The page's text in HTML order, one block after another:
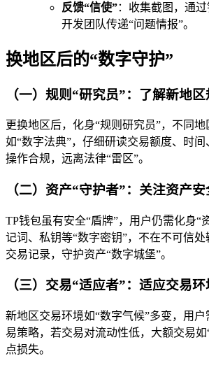
反馈“信使”：收集截图，通
开发团队传递“问题情报”。
换地区后的“数字守护”
（一）规则“研究员”：了解新地区
更换地区后，化身“规则研究员”，不同
如“数字法典”，仔细研读交易额度、时
操作合规，远离法律“雷区”。
（二）资产“守护者”：关注资产安
TP钱包虽有安全“盾牌”，用户仍需化身“
记词、私钥等“数字密钥”，不在不可信
交易记录，守护资产“数字城堡”。
（三）交易“适应者”：适应交易
新地区交易环境如“数字气候”多变，用
易策略，若交易对流动性低，大额交易如
点损失。